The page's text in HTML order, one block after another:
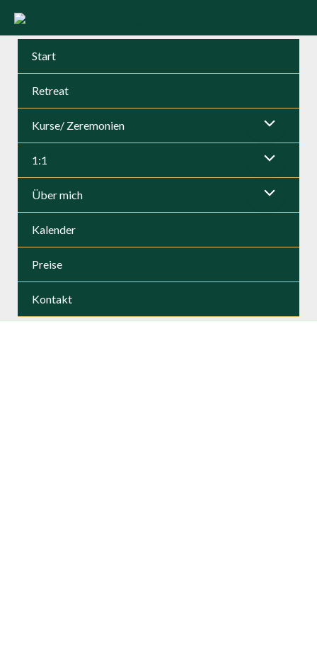
Inhalt
Main
Start
Retreat
Kurse/ Zeremonien Menü
umschalten
1:1 Menü
umschalten
Über mich Menü
Kalender
Preise
Kontakt